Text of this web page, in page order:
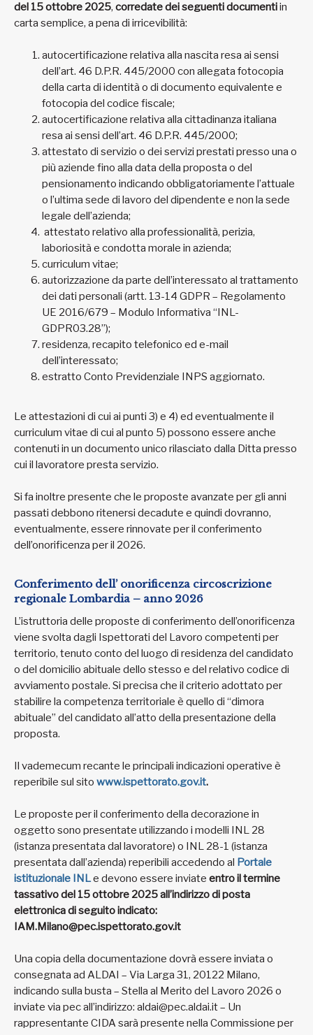
del 15 ottobre 2025, corredate dei seguenti documentiin
carta semplice, a pena di irricevibilità:
autocertificazione relativa alla nascita resa ai sensi
dell’art. 46 D.P.R. 445/2000 con allegata fotocopia
della carta di identità o di documento equivalente e
fotocopia del codice fiscale;
autocertificazione relativa alla cittadinanza italiana
resa ai sensi dell’art. 46 D.P.R. 445/2000;
attestato di servizio o dei servizi prestati presso una o
più aziende fino alla data della proposta o del
pensionamento indicando obbligatoriamente l’attuale
o l’ultima sede di lavoro del dipendente e non la sede
legale dell’azienda;
attestato relativo alla professionalità, perizia,
laboriosità e condotta morale in azienda;
curriculum vitae;
autorizzazione da parte dell’interessato al trattamento
dei dati personali (artt. 13-14 GDPR – Regolamento
UE 2016/679 – Modulo Informativa “INL-
GDPR03.28”);
residenza, recapito telefonico ed e-mail
dell’interessato;
estratto Conto Previdenziale INPS aggiornato.
Le attestazioni di cui ai punti 3) e 4) ed eventualmente il
curriculum vitae di cui al punto 5) possono essere anche
contenuti in un documento unico rilasciato dalla Ditta presso
cui il lavoratore presta servizio.
Si fa inoltre presente che le proposte avanzate per gli anni
passati debbono ritenersi decadute e quindi dovranno,
eventualmente, essere rinnovate per il conferimento
dell’onorificenza per il 2026.
Conferimento dell’ onorificenza circoscrizione
regionale Lombardia – anno 2026
L’istruttoria delle proposte di conferimento dell’onorificenza
viene svolta dagli Ispettorati del Lavoro competenti per
territorio, tenuto conto del luogo di residenza del candidato
o del domicilio abituale dello stesso e del relativo codice di
avviamento postale. Si precisa che il criterio adottato per
stabilire la competenza territoriale è quello di “dimora
abituale” del candidato all’atto della presentazione della
proposta.
Il vademecum recante le principali indicazioni operative è
reperibile sul sito www.ispettorato.gov.it.
Le proposte per il conferimento della decorazione in
oggetto sono presentate utilizzando i modelli INL 28
(istanza presentata dal lavoratore) o INL 28-1 (istanza
presentata dall’azienda) reperibili accedendo al Portale
istituzionale INLe devono essere inviate entro il termine
tassativo del 15 ottobre 2025 all’indirizzo di posta
elettronica di seguito indicato:
IAM.Milano@pec.ispettorato.gov.it
Una copia della documentazione dovrà essere inviata o
consegnata ad ALDAI – Via Larga 31, 20122 Milano,
indicando sulla busta – Stella al Merito del Lavoro 2026 o
inviate via pec all’indirizzo: aldai@pec.aldai.it – Un
rappresentante CIDA sarà presente nella Commissione per